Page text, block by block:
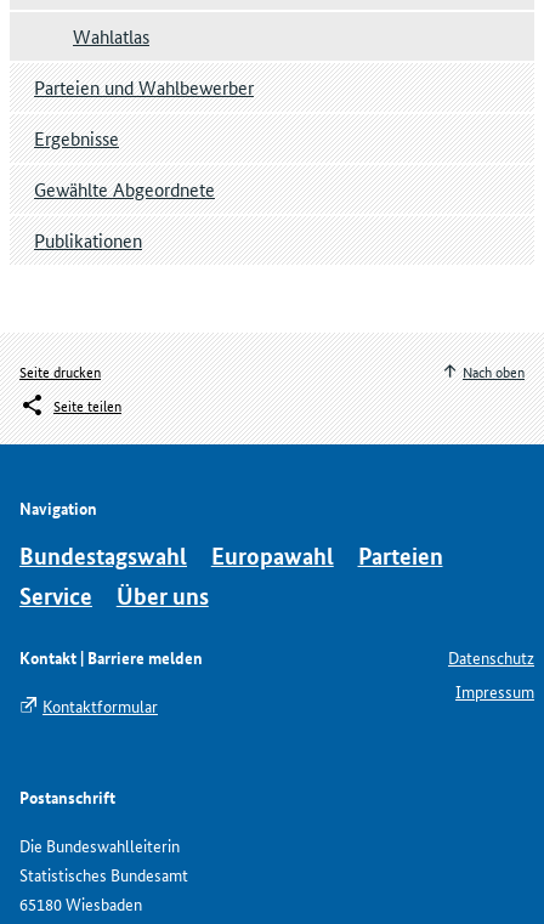
Wahlatlas
Parteien und Wahlbewerber
Ergebnisse
Gewählte Abgeordnete
Publikationen
Seite drucken
Seite teilen
Nach oben
Navigation
Bundestagswahl Europawahl
Parteien
Service
Über uns
Kontakt | Barriere melden
Kontaktformular
Postanschrift
Die Bundeswahlleiterin
Statistisches Bundesamt
65180 Wiesbaden
Datenschutz
Impressum